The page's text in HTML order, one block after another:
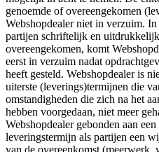
genoemde of overeengekomen
Webshopdealer niet in verzuim.
partijen schriftelijk en
overeengekomen, komt
eerst in verzuim nadat
heeft gesteld. Webshopdealer is
uiterste (leverings)termijnen die
omstandigheden die zich na het
hebben voorgedaan, niet meer
Webshopdealer gebonden aan
leveringstermijn als partijen een
van de overeenkomst